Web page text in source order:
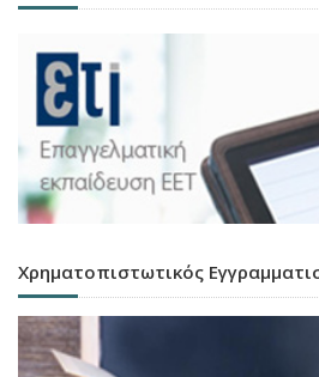
Χρηματοπιστωτικός